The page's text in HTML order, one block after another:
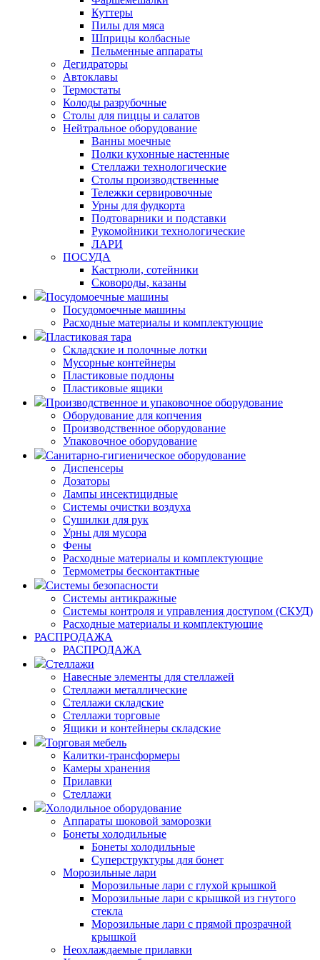
Куттеры
Пилы для мяса
Шприцы колбасные
Пельменные аппараты
Дегидраторы
Автоклавы
Термостаты
Колоды разрубочные
Столы для пиццы и салатов
Нейтральное оборудование
Ванны моечные
Полки кухонные настенные
Стеллажи технологические
Столы производственные
Тележки сервировочные
Урны для фудкорта
Подтоварники и подставки
Рукомойники технологические
ЛАРИ
ПОСУДА
Кастрюли, сотейники
Сковороды, казаны
Посудомоечные машины
Посудомоечные машины
Расходные материалы и комплектующие
Пластиковая тара
Складские и полочные лотки
Мусорные контейнеры
Пластиковые поддоны
Пластиковые ящики
Производственное и упаковочное оборудование
Оборудование для копчения
Производственное оборудование
Упаковочное оборудование
Санитарно-гигиеническое оборудование
Диспенсеры
Дозаторы
Лампы инсектицидные
Системы очистки воздуха
Сушилки для рук
Урны для мусора
Фены
Расходные материалы и комплектующие
Термометры бесконтактные
Системы безопасности
Системы антикражные
Системы контроля и управления доступом (СКУД)
Расходные материалы и комплектующие
РАСПРОДАЖА
РАСПРОДАЖА
Стеллажи
Навесные элементы для стеллажей
Стеллажи металлические
Стеллажи складские
Стеллажи торговые
Ящики и контейнеры складские
Торговая мебель
Калитки-трансформеры
Камеры хранения
Прилавки
Стеллажи
Холодильное оборудование
Аппараты шоковой заморозки
Бонеты холодильные
Бонеты холодильные
Суперструктуры для бонет
Морозильные лари
Морозильные лари с глухой крышкой
Морозильные лари с крышкой из гнутого
стекла
Морозильные лари с прямой прозрачной
крышкой
Неохлаждаемые прилавки